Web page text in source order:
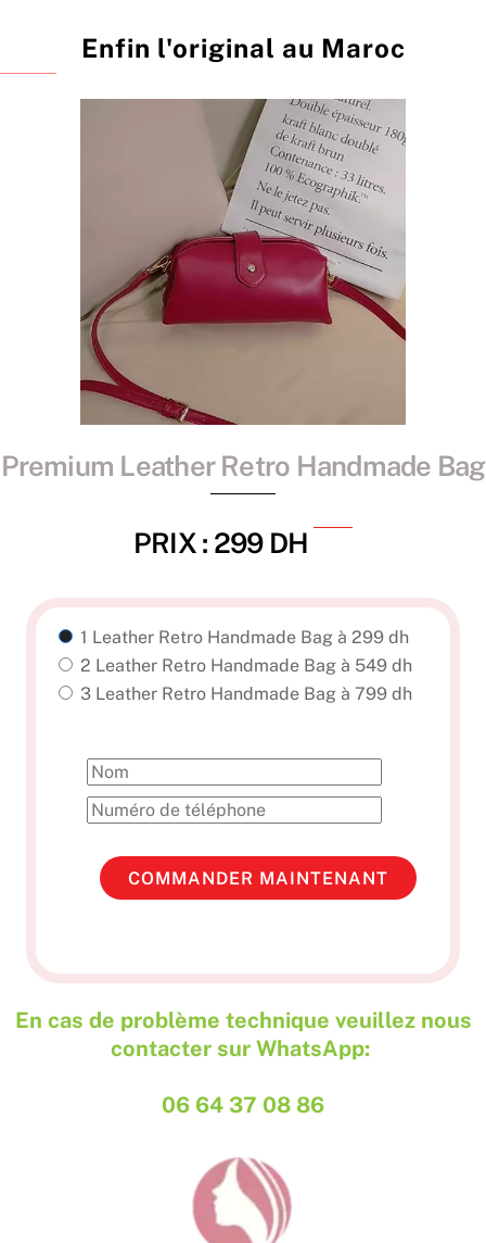
Enfin l'original au Maroc
Premium Leather Retro Handmade Bag
PRIX : 299 DH
1 Leather Retro Handmade Bag à 299 dh
2 Leather Retro Handmade Bag à 549 dh
3 Leather Retro Handmade Bag à 799 dh
En cas de problème technique veuillez nous
contacter sur WhatsApp:
06 64 37 08 86